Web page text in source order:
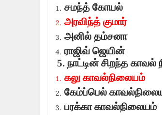
சமந்த் கோயல்
அரவிந்த் குமார்
அனில் தம்சனா
ராஜிவ் ஜெயின்
5. நாட்டின் சிறந்த
கலு காவல்நிலையம்
கேம்ப்பெல்
பரக்கா காவல்நிலையம்